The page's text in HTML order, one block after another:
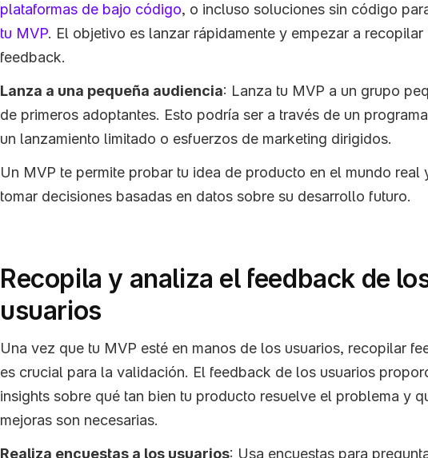
plataformas de bajo código, o incluso soluciones sin código
tu MVP. El objetivo es lanzar rápidamente y empezar a recopilar
feedback.
Lanza a una pequeña audiencia: Lanza tu MVP a un grupo
de primeros adoptantes. Esto podría ser a través de un
un lanzamiento limitado o esfuerzos de marketing dirigidos.
Un MVP te permite probar tu idea de producto en el mundo real
tomar decisiones basadas en datos sobre su desarrollo futuro.
Recopila y analiza el feedback de
usuarios
Una vez que tu MVP esté en manos de los usuarios, recopilar
es crucial para la validación. El feedback de los usuarios
insights sobre qué tan bien tu producto resuelve el problema y
mejoras son necesarias.
Realiza encuestas a los usuarios: Usa encuestas para